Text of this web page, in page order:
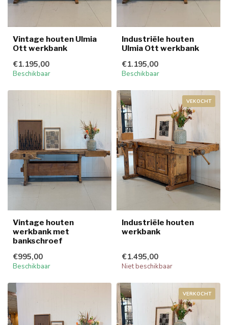
Vintage houten Ulmia
Ott werkbank
€1.195,00
Beschikbaar
Industriële houten
Ulmia Ott werkbank
€1.195,00
Beschikbaar
Vintage houten
werkbank met
bankschroef
€995,00
Beschikbaar
VEKOCHT
Industriële houten
werkbank
€1.495,00
Niet beschikbaar
VERKOCHT